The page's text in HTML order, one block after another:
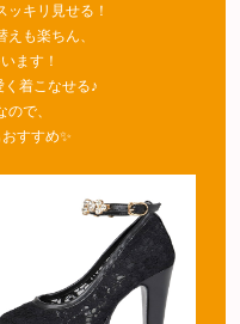
キリ見せる！
も楽ちん、
ます！
着こなせる♪
で、
すすめ✨